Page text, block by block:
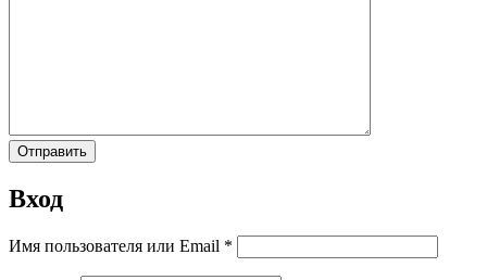
Вход
Имя пользователя или Email *